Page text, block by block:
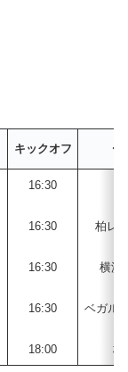
キックオフ
16:30
16:30
16:30
16:30
18:00
柏レ
横浜
ベガル
桐